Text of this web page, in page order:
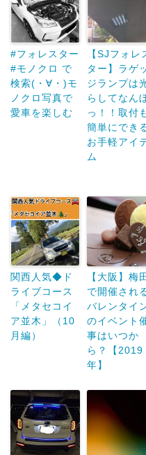
#フォレスター
#モノクロ で
検索(・∀・)モ
ノクロ写真で
愛車を楽しむ
【SJフォレ
ター】ラゲ
ジランプは
らしてなん
っ！！取付
簡単にでき
お手軽アイ
ム
関西人気◆ド
ライブコース
「メタセコイ
ア並木」（10
月編）
【大阪】梅田
で開催され
バレンタイ
のイベント
事はいつか
ら？【2019
年】